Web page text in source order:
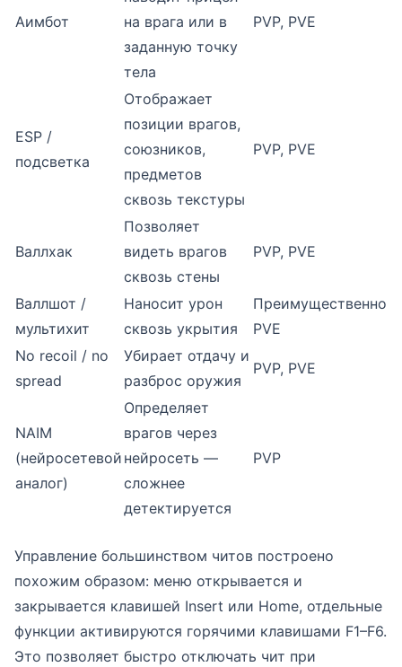
Аимбот
на врага или в
заданную точку
тела
PVP, PVE
ESP /
подсветка
Отображает
позиции врагов,
союзников,
предметов
сквозь текстуры
PVP, PVE
Валлхак
Позволяет
видеть врагов
сквозь стены
PVP, PVE
Валлшот /
мультихит
Наносит урон
сквозь укрытия
Преимущественно
PVE
No recoil / no
spread
Убирает отдачу и
разброс оружия
PVP, PVE
NAIM
(нейросетевой
аналог)
Определяет
врагов через
нейросеть —
сложнее
детектируется
PVP
Управление большинством читов построено
похожим образом: меню открывается и
закрывается клавишей Insert или Home, отдельные
функции активируются горячими клавишами F1–F6.
Это позволяет быстро отключать чит при